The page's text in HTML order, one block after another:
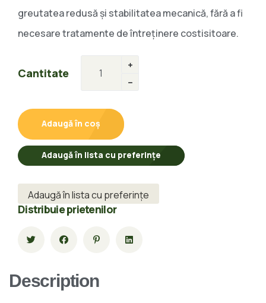
greutatea redusă și stabilitatea mecanică, fără a fi
necesare tratamente de întreținere costisitoare.
Cantitate
Adaugă în coș
Adaugă în lista cu preferințe
Adaugă în lista cu preferințe
Distribuie prietenilor
Description